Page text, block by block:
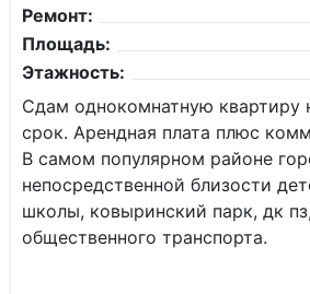
Ремонт:
Площадь:
Этажность:
Сдам однокомнатную квартиру
срок. Арендная плата плюс
В самом популярном районе
непосредственной близости
школы, ковыринский парк, дк
общественного транспорта.